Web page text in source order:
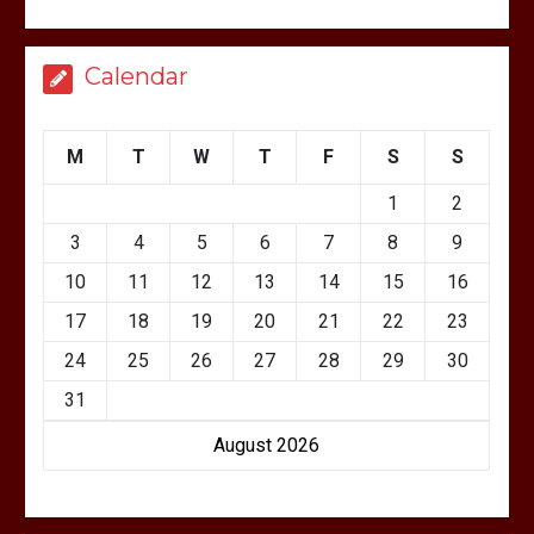
Calendar
August 2026
M T W T F S S
1
2
3
4 5 6 7 8
9
10
11 12 13 14 15
16
17
18 19 20 21 22
23
24
25 26 27 28 29
30
31